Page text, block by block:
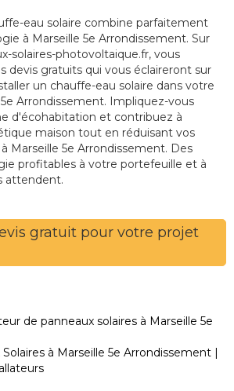
eau solaire combine parfaitement
à Marseille 5e Arrondissement. Sur
solaires-photovoltaique.fr, vous
devis gratuits qui vous éclaireront sur
un chauffe-eau solaire dans votre
Arrondissement. Impliquez-vous
d'écohabitation et contribuez à
maison tout en réduisant vos
Marseille 5e Arrondissement. Des
profitables à votre portefeuille et à
attendent.
gratuit pour votre projet
de panneaux solaires à Marseille 5e
à Marseille 5e Arrondissement |